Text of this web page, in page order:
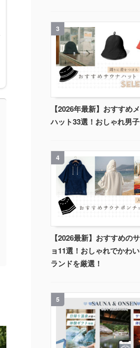
3
【2026年最新】おすすめ
ハット33選！おしゃれ男子
4
【2026最新】おすすめの
ョ11選！おしゃれでかわ
ランドを厳選！
5